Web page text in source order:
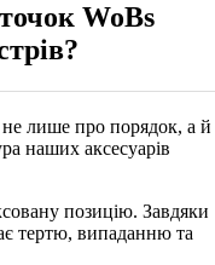
WoBs
не лише про порядок, а й
наших аксесуарів
позицію. Завдяки
тертю, випаданню та